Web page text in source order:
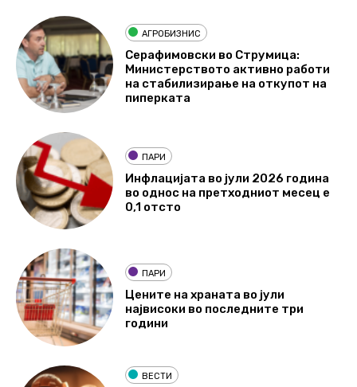
АГРОБИЗНИС
Серафимовски во Струмица:
Министерството активно работи
на стабилизирање на откупот на
пиперката
ПАРИ
Инфлацијата во јули 2026 година
во однос на претходниот месец е
0,1 отсто
ПАРИ
Цените на храната во јули
највисоки во последните три
години
ВЕСТИ